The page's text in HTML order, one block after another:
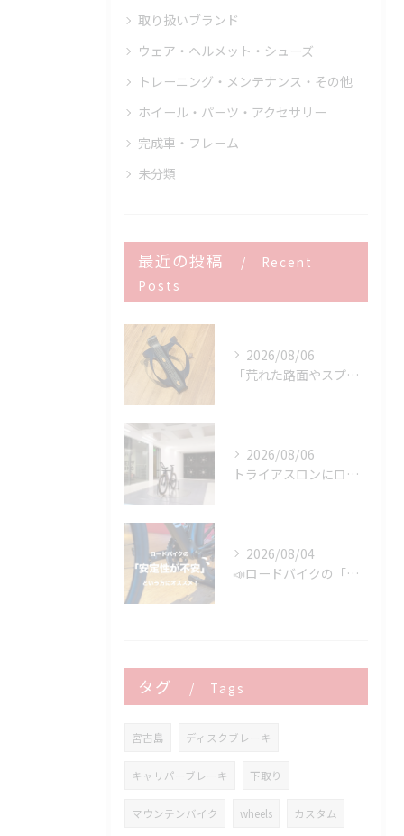
取り扱いブランド
ウェア・ヘルメット・シューズ
トレーニング・メンテナンス・その他
ホイール・パーツ・アクセサリー
完成車・フレーム
未分類
最近の投稿
Recent
Posts
2026/08/06
「荒れた路面やスプリントでボトルが飛んでヒヤッとしたこと、あ...
2026/08/06
トライアスロンにロードバイクはどこまで使える？
2026/08/04
📣ロードバイクの「安定性が不安」という方にオススメ👍
タグ Tags
宮古島 ディスクブレーキ
キャリパーブレーキ 下取り
マウンテンバイク wheels カスタム